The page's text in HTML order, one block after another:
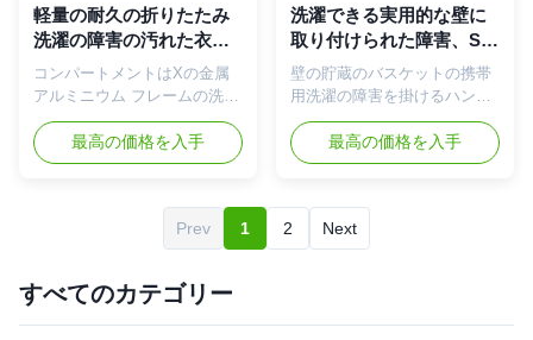
まだ耐久であるために組み立
てるため;3. 取り外し可能なヴ
造られる洗濯室に容易にそう
全体の障害を強く引く必...
ための軽量のまだ耐久である
ために組み立てるため;3. 取り
外し可能なヴェルクロ革紐-袋
はハンドルで造られる洗濯室
に容易にそう全体の...
軽量の耐久の折りたたみ
洗濯の障害の汚れた衣服3
セクションODM
コンパートメントはXの金属
アルミニウム フレームの洗濯
物入れの汚れた衣服を妨げる
製品の機能: 家のきれい及び
整頓された保つ店の衣服;洗濯
に使用しなさい;衣服、ソック
ス、雑貨等のための収納箱。
利点: 1. あなたのスペース節
の貯蔵のために容易にきっか
り折る洗濯物入れ;2. 耐久およ
最高の価格を入手
洗濯できる実用的な壁に
取り付けられた障害、Silk
Road Enterpriseの携帯用
掛かる洗濯物入れ
壁の貯蔵のバスケットの携帯
用洗濯の障害を掛けるハンド
ルと壁に取り付けられた折り
たたみ洗濯物入れ 変えられ、
きれい、衛生学ですために、
るための家具を組織するのを
助けるように汚れた洗濯物か
ごが衣服を貯えるのに使用さ
を節約する。汚れた洗濯物か
最高の価格を入手
Prev 1 2 Next
すべてのカテゴリー